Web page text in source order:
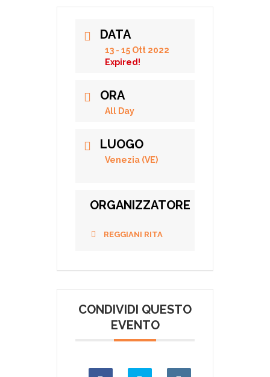
DATA
13 - 15 Ott 2022
Expired!
ORA
All Day
LUOGO
Venezia (VE)
ORGANIZZATORE
REGGIANI RITA
CONDIVIDI QUESTO
EVENTO